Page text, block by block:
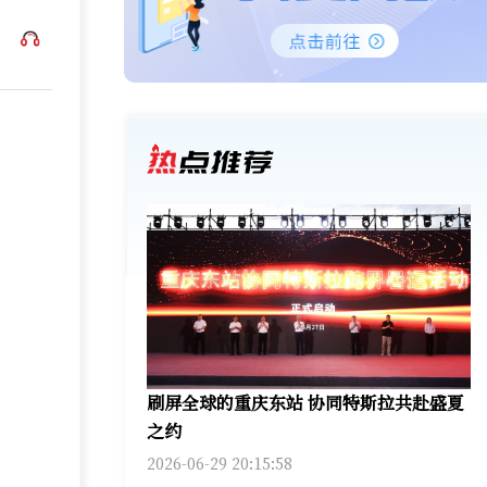
刷屏全球的重庆东站 协同特斯拉共赴盛夏
之约
2026-06-29 20:15:58